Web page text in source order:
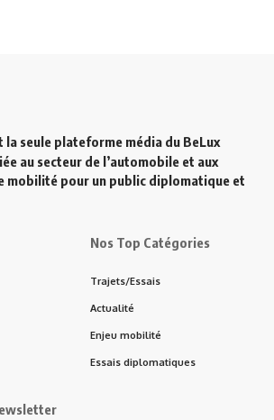
la seule plateforme média du BeLux
au secteur de l’automobile et aux
mobilité pour un public diplomatique et
Nos Top Catégories
Trajets/Essais
Actualité
Enjeu mobilité
Essais diplomatiques